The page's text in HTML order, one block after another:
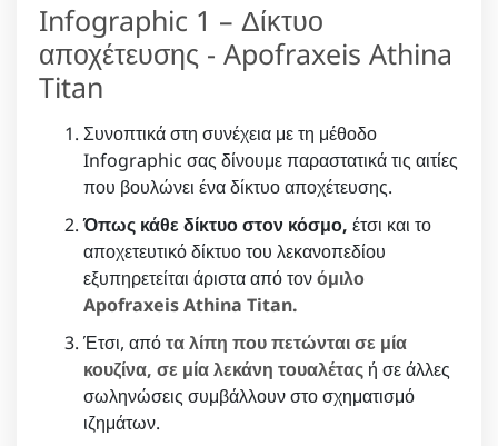
Infographic 1 – Δίκτυο
αποχέτευσης - Apofraxeis Athina
Titan
Συνοπτικά στη συνέχεια με τη μέθοδο
Infographic σας δίνουμε παραστατικά τις αιτίες
που βουλώνει ένα δίκτυο αποχέτευσης.
Όπως κάθε δίκτυο στον κόσμο, έτσι και το
αποχετευτικό δίκτυο του λεκανοπεδίου
εξυπηρετείται άριστα από τονόμιλο
Apofraxeis Athina Titan.
Έτσι, απότα λίπη που πετώνται σε μία
κουζίνα, σε μία λεκάνη τουαλέτας ή σε άλλες
σωληνώσεις συμβάλλουν στο σχηματισμό
ιζημάτων.